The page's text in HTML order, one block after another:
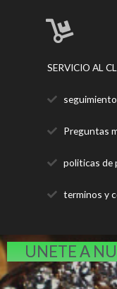
SERVICIO AL
Preguntas
politicas de
terminos y
UNETE A